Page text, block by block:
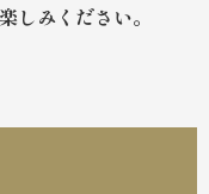
しみください。